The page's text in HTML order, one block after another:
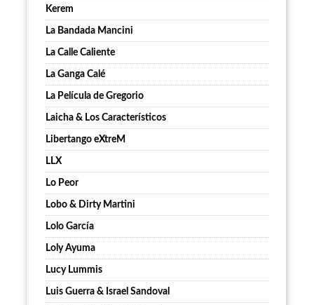
Kerem
La Bandada Mancini
La Calle Caliente
La Ganga Calé
La Película de Gregorio
Laicha & Los Característicos
Libertango eXtreM
LLX
Lo Peor
Lobo & Dirty Martini
Lolo García
Loly Ayuma
Lucy Lummis
Luis Guerra & Israel Sandoval